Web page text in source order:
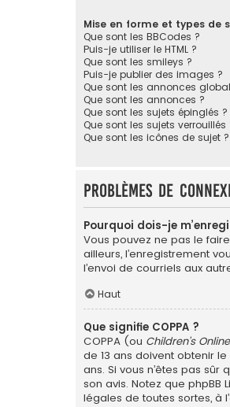
Mise en forme et types de
Que sont les BBCodes ?
Puis-je utiliser le HTML ?
Que sont les smileys ?
Puis-je publier des images ?
Que sont les annonces
Que sont les annonces ?
Que sont les sujets épinglés ?
Que sont les sujets verrouillés
Que sont les icônes de sujet ?
Problèmes de
Pourquoi dois-je
Vous pouvez ne pas le
ailleurs, l’enregistrement
l’envoi de courriels aux
Haut
Que signifie COPPA ?
COPPA (ou Children’s
de 13 ans doivent obtenir
ans. Si vous n’êtes pas
son avis. Notez que
légales de toutes sortes, à